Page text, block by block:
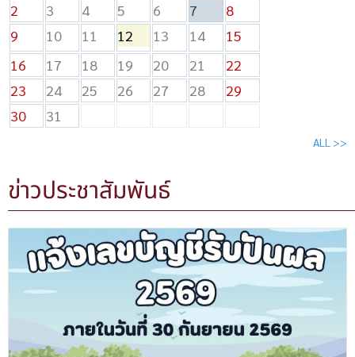
2
3 4 5 6 7
8
9
10 11 12 13 14
15
16
17 18 19 20 21
22
23
24 25 26 27 28
29
30
31
ALL >>
ข่าวประชาสัมพันธ์